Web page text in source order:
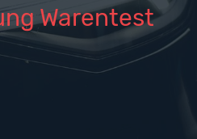
Warentest